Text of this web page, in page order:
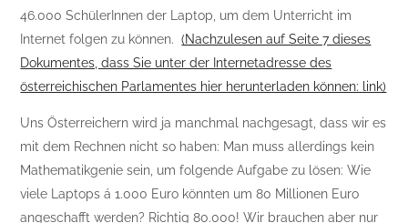
46.000 SchülerInnen der Laptop, um dem Unterricht im
Internet folgen zu können.(Nachzulesen auf Seite 7 dieses
Dokumentes, dass Sie unter der Internetadresse des
österreichischen Parlamentes hier herunterladen können: link)
Uns Österreichern wird ja manchmal nachgesagt, dass wir es
mit dem Rechnen nicht so haben: Man muss allerdings kein
Mathematikgenie sein, um folgende Aufgabe zu lösen: Wie
viele Laptops á 1.000 Euro könnten um 80 Millionen Euro
angeschafft werden? Richtig 80.000! Wir brauchen aber nur